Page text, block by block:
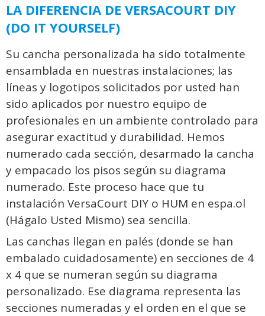
LA DIFERENCIA DE VERSACOURT DIY
(DO IT YOURSELF)
Su cancha personalizada ha sido totalmente
ensamblada en nuestras instalaciones; las
líneas y logotipos solicitados por usted han
sido aplicados por nuestro equipo de
profesionales en un ambiente controlado para
asegurar exactitud y durabilidad. Hemos
numerado cada sección, desarmado la cancha
y empacado los pisos según su diagrama
numerado. Este proceso hace que tu
instalación VersaCourt DIY o HUM en espa.ol
(Hágalo Usted Mismo) sea sencilla.
Las canchas llegan en palés (donde se han
embalado cuidadosamente) en secciones de 4
x 4 que se numeran según su diagrama
personalizado. Ese diagrama representa las
secciones numeradas y el orden en el que se